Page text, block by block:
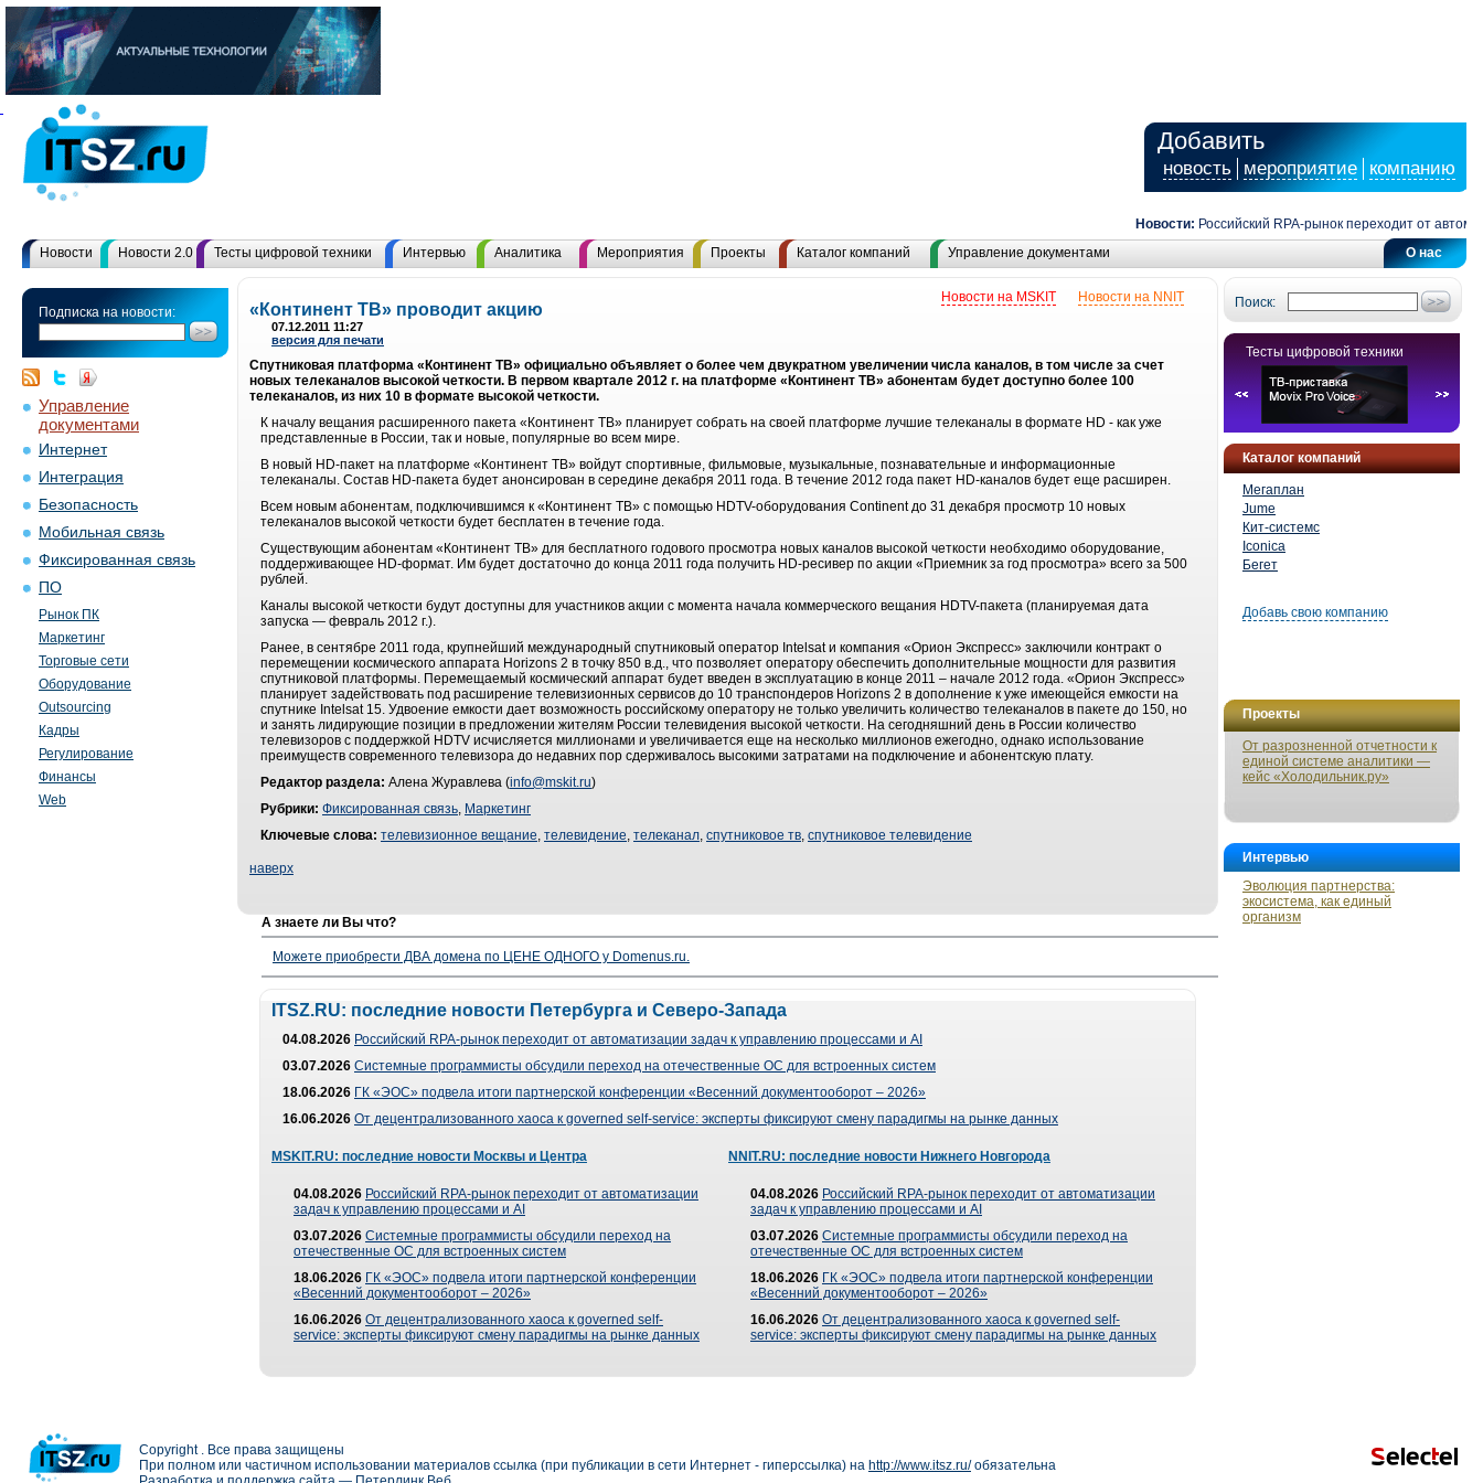
Добавить
новость мероприятие компанию
Новости: Российский RPA-рынок переходит от
О нас
Новости Новости 2.0 Тесты цифровой техники Интервью Аналитика Мероприятия Проекты Каталог компаний Управление документами
Подписка на новости:
Управление
документами
Интернет
Интеграция
Безопасность
Мобильная связь
Фиксированная связь
ПО
Рынок ПК
Маркетинг
Торговые сети
Оборудование
Outsourcing
Кадры
Регулирование
Финансы
Web
Поиск:
Тесты цифровой техники
Каталог компаний
Мегаплан
Jume
Кит-системс
Iconica
Бегет
Добавь свою компанию
Проекты
От разрозненной отчетности к
единой системе аналитики —
кейс «Холодильник.ру»
Интервью
Эволюция партнерства:
экосистема, как единый
организм
Новости на NNIT
Новости на MSKIT
«Континент ТВ» проводит акцию
07.12.2011 11:27
версия для печати
Спутниковая платформа «Континент ТВ» официально объявляет о более чем двукратном увеличении числа каналов, в том числе за счет
новых телеканалов высокой четкости. В первом квартале 2012 г. на платформе «Континент ТВ» абонентам будет доступно более 100
телеканалов, из них 10 в формате высокой четкости.
К началу вещания расширенного пакета «Континент ТВ» планирует собрать на своей платформе лучшие телеканалы в формате HD - как уже
представленные в России, так и новые, популярные во всем мире.
В новый HD-пакет на платформе «Континент ТВ» войдут спортивные, фильмовые, музыкальные, познавательные и информационные
телеканалы. Состав HD-пакета будет анонсирован в середине декабря 2011 года. В течение 2012 года пакет HD-каналов будет еще расширен.
Всем новым абонентам, подключившимся к «Континент ТВ» с помощью HDTV-оборудования Continent до 31 декабря просмотр 10 новых
телеканалов высокой четкости будет бесплатен в течение года.
Существующим абонентам «Континент ТВ» для бесплатного годового просмотра новых каналов высокой четкости необходимо оборудование,
поддерживающее HD-формат. Им будет достаточно до конца 2011 года получить HD-ресивер по акции «Приемник за год просмотра» всего за 500
рублей.
Каналы высокой четкости будут доступны для участников акции с момента начала коммерческого вещания HDTV-пакета (планируемая дата
запуска — февраль 2012 г.).
Ранее, в сентябре 2011 года, крупнейший международный спутниковый оператор Intelsat и компания «Орион Экспресс» заключили контракт о
перемещении космического аппарата Horizons 2 в точку 850 в.д., что позволяет оператору обеспечить дополнительные мощности для развития
спутниковой платформы. Перемещаемый космический аппарат будет введен в эксплуатацию в конце 2011 – начале 2012 года. «Орион Экспресс»
планирует задействовать под расширение телевизионных сервисов до 10 транспондеров Horizons 2 в дополнение к уже имеющейся емкости на
спутнике Intelsat 15. Удвоение емкости дает возможность российскому оператору не только увеличить количество телеканалов в пакете до 150, но
и занять лидирующие позиции в предложении жителям России телевидения высокой четкости. На сегодняшний день в России количество
телевизоров с поддержкой HDTV исчисляется миллионами и увеличивается еще на несколько миллионов ежегодно, однако использование
преимуществ современного телевизора до недавних пор сдерживалось высокими затратами на подключение и абонентскую плату.
Редактор раздела: Алена Журавлева (info@mskit.ru)
Рубрики: Фиксированная связь, Маркетинг
Ключевые слова: телевизионное вещание, телевидение, телеканал, спутниковое тв, спутниковое телевидение
наверх
А знаете ли Вы что?
Можете приобрести ДВА домена по ЦЕНЕ ОДНОГО у Domenus.ru.
ITSZ.RU: последние новости Петербурга и Северо-Запада
04.08.2026 Российский RPA-рынок переходит от автоматизации задач к управлению процессами и AI
03.07.2026 Системные программисты обсудили переход на отечественные ОС для встроенных систем
18.06.2026 ГК «ЭОС» подвела итоги партнерской конференции «Весенний документооборот – 2026»
16.06.2026 От децентрализованного хаоса к governed self-service: эксперты фиксируют смену парадигмы на рынке данных
MSKIT.RU: последние новости Москвы и Центра
04.08.2026 Российский RPA-рынок переходит от автоматизации
задач к управлению процессами и AI
03.07.2026 Системные программисты обсудили переход на
отечественные ОС для встроенных систем
18.06.2026 ГК «ЭОС» подвела итоги партнерской конференции
«Весенний документооборот – 2026»
16.06.2026 От децентрализованного хаоса к governed self-
service: эксперты фиксируют смену парадигмы на рынке данных
NNIT.RU: последние новости Нижнего Новгорода
04.08.2026 Российский RPA-рынок переходит от автоматизации
задач к управлению процессами и AI
03.07.2026 Системные программисты обсудили переход на
отечественные ОС для встроенных систем
18.06.2026 ГК «ЭОС» подвела итоги партнерской конференции
«Весенний документооборот – 2026»
16.06.2026 От децентрализованного хаоса к governed self-
service: эксперты фиксируют смену парадигмы на рынке данных
Copyright . Все права защищены
При полном или частичном использовании материалов ссылка (при публикации в сети Интернет - гиперссылка) на http://www.itsz.ru/обязательна